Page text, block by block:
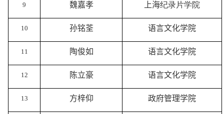
9 魏嘉孝 上海纪录片学院
10 孙铭荃 语言文化学院
11 陶俊如 语言文化学院
12 陈立豪 语言文化学院
13 方梓仰 政府管理学院